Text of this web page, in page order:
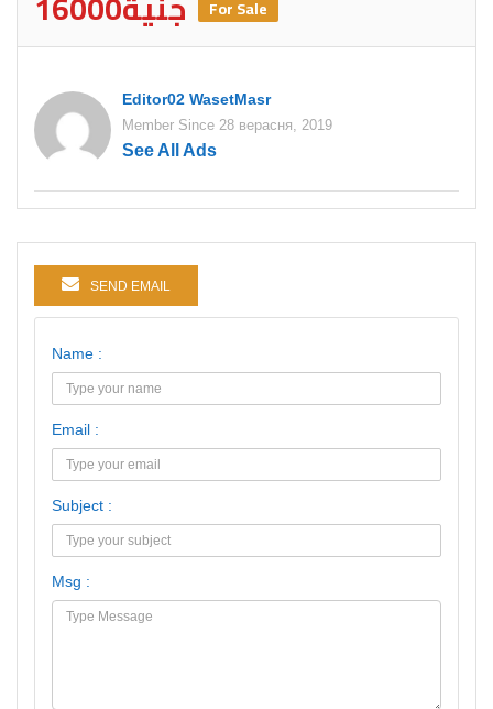
For Sale
Editor02 WasetMasr
Member Since 28 верасня, 2019
See All Ads
SEND EMAIL
Name :
Email :
Subject :
Msg :